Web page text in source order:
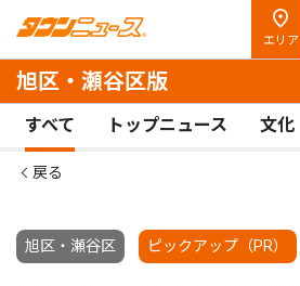
エリア
旭区・瀬谷区版
すべて トップニュース 文化
戻る
旭区・瀬谷区 ピックアップ（PR）